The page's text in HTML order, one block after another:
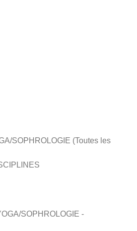
SOPHROLOGIE (Toutes les
SOPHROLOGIE -